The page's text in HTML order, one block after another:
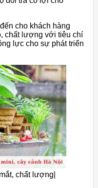
đến cho khách hàng
chất lượng với tiêu chí
lực cho sự phát triển
chất lượng|